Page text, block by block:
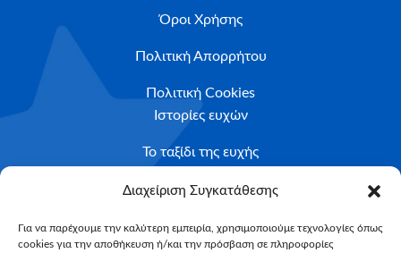
Διαχείριση Συγκατάθεσης
Για να παρέχουμε την καλύτερη εμπειρία, χρησιμοποιούμε τεχνολογίες όπως
cookies για την αποθήκευση ή/και την πρόσβαση σε πληροφορίες
Όροι Χρήσης
Πολιτική Απορρήτου
Πολιτική Cookies
Ιστορίες ευχών
Το ταξίδι της ευχής
Κριτήρια Καταλληλότητας
Υποβολή Αιτήματος
NEWSLETTER